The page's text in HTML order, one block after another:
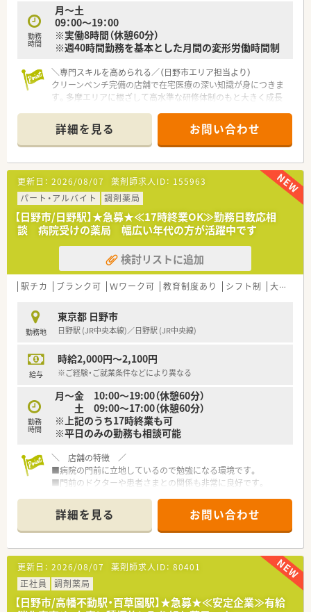
勤務
時間
月～土
09：00～19：00
※実働8時間（休憩60分）
※週40時間勤務を基本とした月間の変形労働時間制
＼専門スキルを高められる／（日野市エリア担当より）
クリーンベンチ完備の店舗で在宅医療の深い知識が身につきま
す。多摩エリアに根ざして高水準な研修体制のもと大きく成長
＊------------------------------------------＊
【店舗情報と応需状況について】
■JR豊田駅から徒歩4分の好立地でアクセスに大変優れます。
■内科や整形外科をメインに処方箋を1日約100枚応需します。
■在宅件数は400件と豊富で無菌調剤室も完備された店舗です。
【募集背景と求める人物像について】
■在宅医療に前向きな姿勢で意欲的に取り組める方を募りま
す。
■業務拡大に伴う体制強化を目指した積極的な増員募集です。
■将来的に薬局長やマネジメント業務に挑みたい方を歓迎しま
す。
■東京多摩地域を中心に26店舗をドミナント展開しています。
■転居を伴う転勤がなく地域に深く根ざして長く働けます。
■親切と便利と安心を追求して地域医療へ貢献する企業です。
【勤務実態について】
■残業時間は全社平均で月に約10時間程度と極めて少なめで
■有給消化率は約88％と高くプライベートも充実できます。
■配属や働き方により週休3日制の選択も可能となっています。
詳細を見る お問い合わせ
更新日： 2026/08/07 薬剤師求人ID： 155963
パート・アルバイト
調剤薬局
【日野市/日野駅】★急募★≪17時終業OK≫勤務日数応相
談 病院受けの薬局 幅広い年代の方が活躍中です
検討リストに追加
駅チカ ブランク可 Ｗワーク可 教育制度あり シフト制 大手チェーン以外
勤務地
東京都 日野市
日野駅 (JR中央本線)／日野駅 (JR中央線)
給与
時給2,000円～2,100円
※ご経験・ご就業条件などにより異なる
勤務
時間
月～金 10:00～19:00（休憩60分）
土 09:00～17:00（休憩60分）
※上記のうち17時終業も可
※平日のみの勤務も相談可能
＼ 店舗の特徴 ／
■病院の門前に立地しているので勉強になる環境です。
■門前のドクターや患者さまとの関係も非常に良好です。
剤分包機が1台ございます。
薬歴は3台ございます。
■時間帯によって調剤・投薬の役割をローテーションされていま
す。
■施設在宅は老健2件、特養1件を対応されていますが、往診同行
などは行っておりません。
個人在宅は5件対応されています。
■管理薬剤師様は気さくでユーモアのある方です♪
詳細を見る お問い合わせ
更新日： 2026/08/07 薬剤師求人ID： 80401
正社員
調剤薬局
【日野市/高幡不動駅・百草園駅】★急募★≪安定企業≫有給